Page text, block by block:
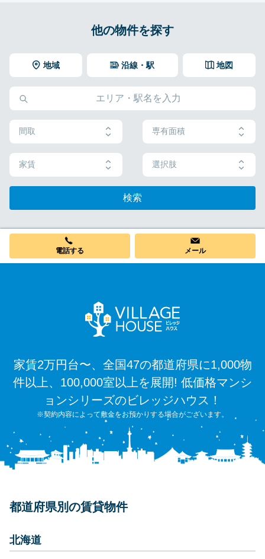
他の物件を探す
地域 地図
沿線・駅
間取 専有面積
家賃 選択肢
検索
電話する メール
家賃2万円台〜、全国47の都道府県に1,000物
件以上、100,000室以上を展開! 低価格マンシ
ョンシリーズのビレッジハウス！
※契約内容によって敷金をお預かりする場合がございます。
都道府県別の賃貸物件
北海道